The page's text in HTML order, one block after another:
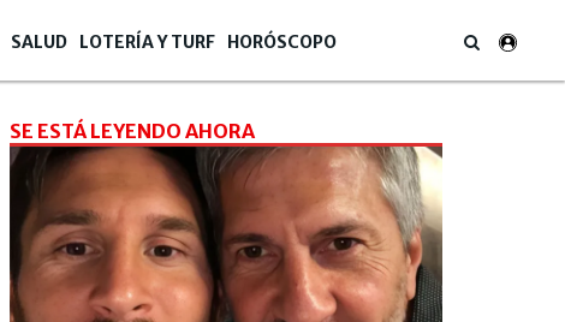
SALUD LOTERÍA Y TURF HORÓSCOPO
SE ESTÁ LEYENDO AHORA